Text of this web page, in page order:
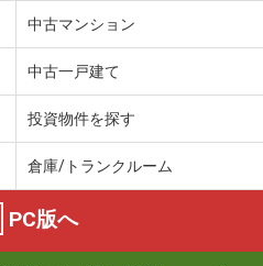
中古マンション
中古一戸建て
投資物件を探す
倉庫/トランクルーム
PC版へ